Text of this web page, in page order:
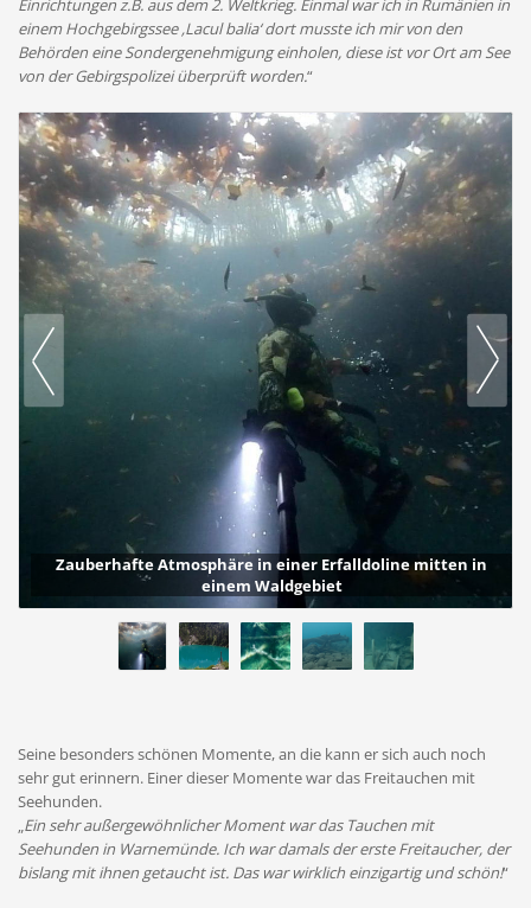
Einrichtungen z.B. aus dem 2. Weltkrieg. Einmal war ich in Rumänien in
einem Hochgebirgssee ‚Lacul balia‘ dort musste ich mir von den
Behörden eine Sondergenehmigung einholen, diese ist vor Ort am See
von der Gebirgspolizei überprüft worden.“
Zauberhafte Atmosphäre in einer Erfalldoline mitten in
einem Waldgebiet
Seine besonders schönen Momente, an die kann er sich auch noch
sehr gut erinnern. Einer dieser Momente war das Freitauchen mit
Seehunden.
„Ein sehr außergewöhnlicher Moment war das Tauchen mit
Seehunden in Warnemünde. Ich war damals der erste Freitaucher, der
bislang mit ihnen getaucht ist. Das war wirklich einzigartig und schön!“